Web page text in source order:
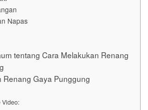
Napas
tentang Cara Melakukan Renang
Renang Gaya Punggung
Video: